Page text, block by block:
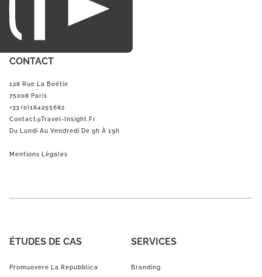
CONTACT
128 Rue La Boétie
75008 Paris
+33 (0)184255682
Contact@Travel-Insight.fr
Du Lundi Au Vendredi De 9h À 19h
Mentions Légales
ÉTUDES DE CAS
Promuovere La Repubblica
SERVICES
Branding